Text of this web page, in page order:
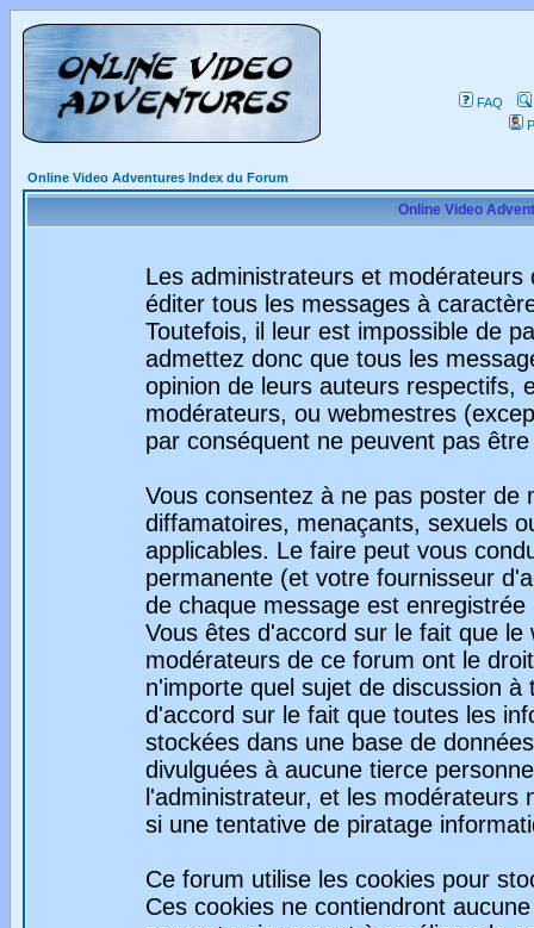
FAQ
Online Video Adventures Index du Forum
Online Video
Les administrateurs et
éditer tous les messages à
Toutefois, il leur est impossible de
admettez donc que tous les
opinion de leurs auteurs respectifs,
modérateurs, ou webmestres
par conséquent ne peuvent pas
Vous consentez à ne pas poster de
diffamatoires, menaçants, sexuels
applicables. Le faire peut vous
permanente (et votre fournisseur
de chaque message est
Vous êtes d'accord sur le fait que
modérateurs de ce forum ont le
n'importe quel sujet de discussion
d'accord sur le fait que toutes les
stockées dans une base de
divulguées à aucune tierce
l'administrateur, et les
si une tentative de piratage
Ce forum utilise les cookies pour
Ces cookies ne contiendront